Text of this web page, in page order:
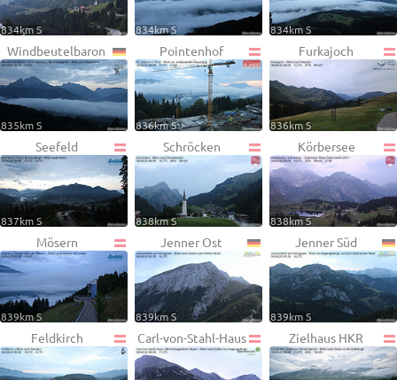
834km S 834km S 834km S
Windbeutelbaron
835km S
Pointenhof
836km S
Furkajoch
836km S
Seefeld
837km S
Schröcken
838km S
Körbersee
838km S
Mösern
839km S
Jenner Ost
839km S
Jenner Süd
839km S
Feldkirch Carl-von-Stahl-Haus Zielhaus HKR